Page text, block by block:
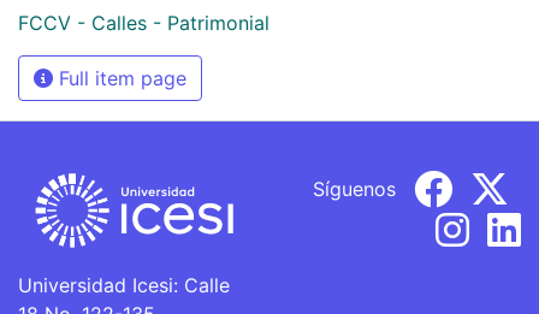
FCCV - Calles - Patrimonial
Full item page
Universidad Icesi: Calle
Síguenos